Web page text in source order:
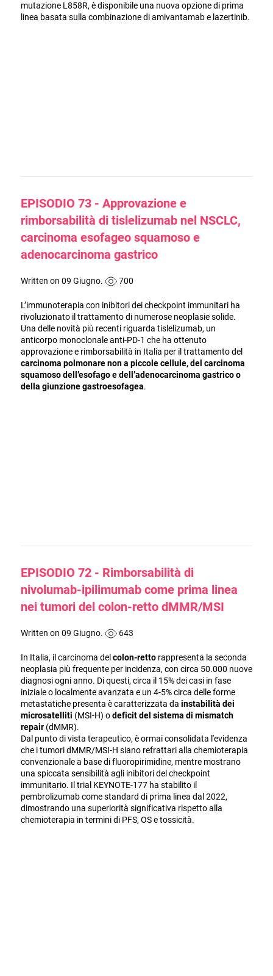
mutazione L858R, è disponibile una nuova opzione di prima
linea basata sulla combinazione di amivantamab e lazertinib.
EPISODIO 73 - Approvazione e
rimborsabilità di tislelizumab nel NSCLC,
carcinoma esofageo squamoso e
adenocarcinoma gastrico
Written on 09 Giugno. 700
L’immunoterapia con inibitori dei checkpoint immunitari ha
rivoluzionato il trattamento di numerose neoplasie solide.
Una delle novità più recenti riguarda tislelizumab, un
anticorpo monoclonale anti-PD-1 che ha ottenuto
approvazione e rimborsabilità in Italia per il trattamento del
carcinoma polmonare non a piccole cellule, del carcinoma
squamoso dell’esofago e dell’adenocarcinoma gastrico o
della giunzione gastroesofagea.
EPISODIO 72 - Rimborsabilità di
nivolumab-ipilimumab come prima linea
nei tumori del colon-retto dMMR/MSI
Written on 09 Giugno. 643
In Italia, il carcinoma del colon-retto rappresenta la seconda
neoplasia più frequente per incidenza, con circa 50.000 nuove
diagnosi ogni anno. Di questi, circa il 15% dei casi in fase
iniziale o localmente avanzata e un 4-5% circa delle forme
metastatiche presenta è caratterizzata da instabilità dei
microsatelliti (MSI-H) odeficit del sistema di mismatch
repair (dMMR).
Dal punto di vista terapeutico, è ormai consolidata l'evidenza
che i tumori dMMR/MSI-H siano refrattari alla chemioterapia
convenzionale a base di fluoropirimidine, mentre mostrano
una spiccata sensibilità agli inibitori del checkpoint
immunitario. Il trial KEYNOTE-177 ha stabilito il
pembrolizumab come standard di prima linea dal 2022,
dimostrando una superiorità significativa rispetto alla
chemioterapia in termini di PFS, OS e tossicità.